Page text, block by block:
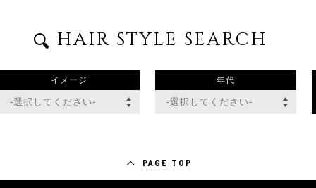
HAIR STYLE SEARCH
イメージ 年代
PAGE TOP